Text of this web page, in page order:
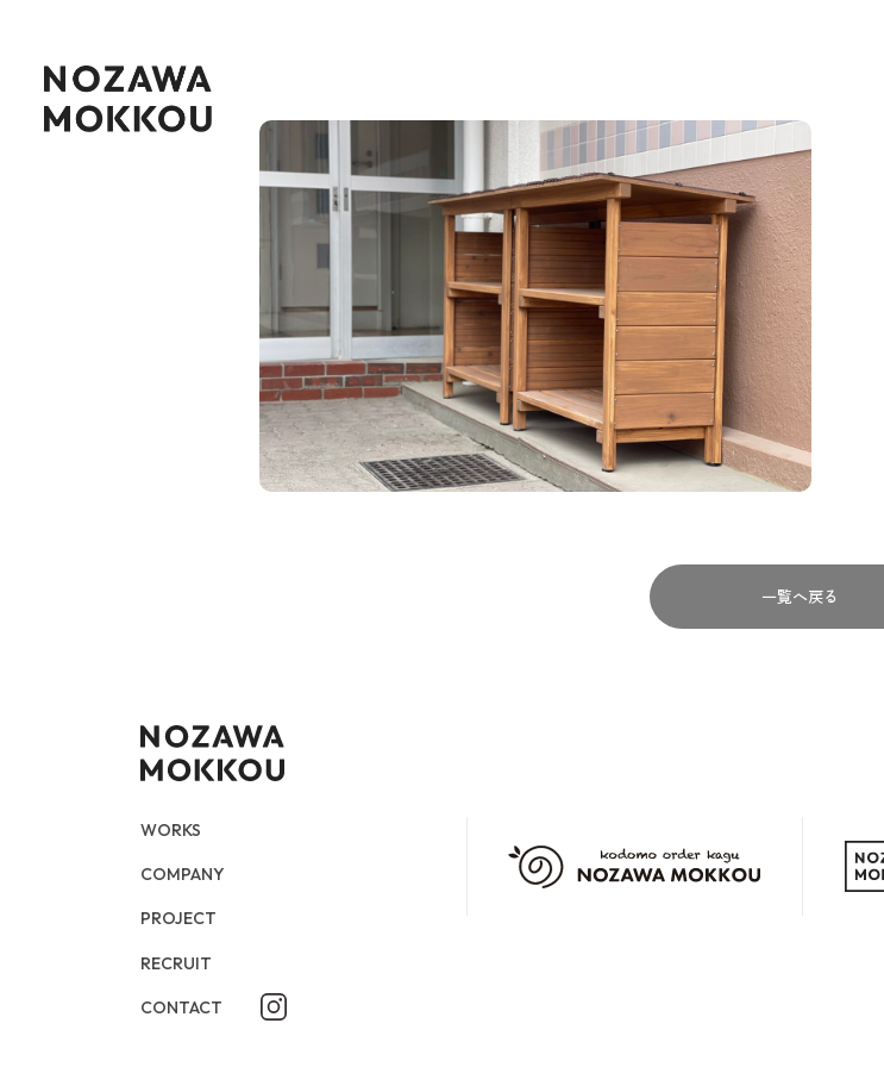
STORY PAGEPROJECT
一覧へ戻る
WORKS
COMPANY
PROJECT
RECRUIT
CONTACT